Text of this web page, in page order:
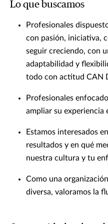
Lo que buscamos
Profesionales
con pasión, iniciativa,
seguir creciendo, con
adaptabilidad y
todo con actitud CAN
Profesionales
ampliar su experiencia
Estamos interesados
resultados y en qué
nuestra cultura y tu
Como una
diversa, valoramos la